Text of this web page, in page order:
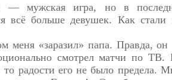
— мужская игра, но в
всё больше девушек. Как
меня «заразил» папа. Правда,
смотрел матчи по ТВ.
то радости его не было предела.